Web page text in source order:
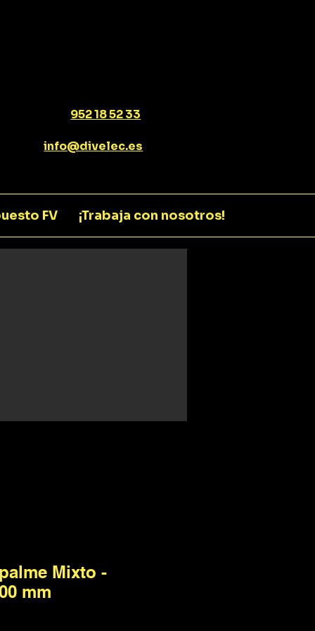
952 18 52 33
info@divelec.es
FV ¡Trabaja con nosotros!
Mixto -
mm